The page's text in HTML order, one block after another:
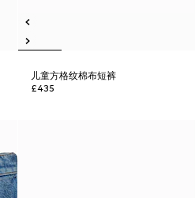
儿童方格纹棉布短裤
£435